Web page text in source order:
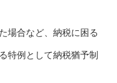
場合など、納税に困る
特例として納税猶予制